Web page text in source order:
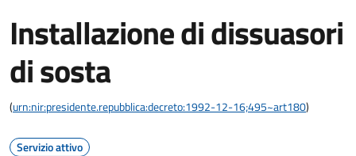
Installazione di dissuasori
di sosta
(urn:nir:presidente.repubblica:decreto:1992-12-16;495~art180)
Servizio attivo